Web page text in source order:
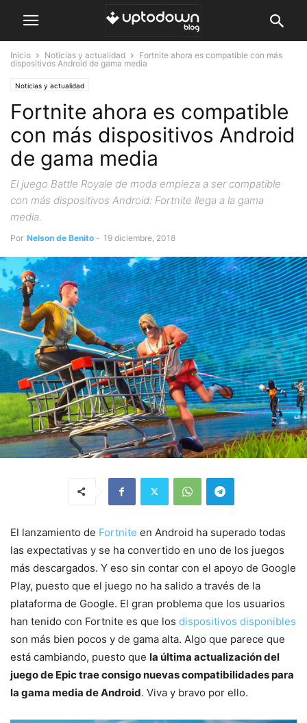
Inicio Noticias y actualidad
Fortnite ahora es compatible con más
dispositivos Android de gama media
Noticias y actualidad
Fortnite ahora es compatible
con más dispositivos Android
de gama media
El juego Battle Royale de moda empieza a ser compatible
con más dispositivos Android: Fortnite llega a la gama
media.
Por Nelson de Benito - 19 diciembre, 2018
El lanzamiento de Fortnite en Android ha superado todas
las expectativas y se ha convertido en uno de los juegos
más descargados. Y eso sin contar con el apoyo de Google
Play, puesto que el juego no ha salido a través de la
plataforma de Google. El gran problema que los usuarios
han tenido con Fortnite es que los dispositivos disponibles
son más bien pocos y de gama alta. Algo que parece que
está cambiando, puesto que la última actualización del
juego de Epic trae consigo nuevas compatibilidades para
la gama media de Android. Viva y bravo por ello.